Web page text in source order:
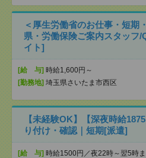
＜厚生労働省のお仕事・短期
県・労働保険ご案内スタッフ/
イト]
[給 与] 時給1,600円～
[勤務地] 埼玉県さいたま市西区
【未経験OK】【深夜時給
り付け・確認｜短期[派遣]
[給 与] 時給1500円／夜22時～翌5時